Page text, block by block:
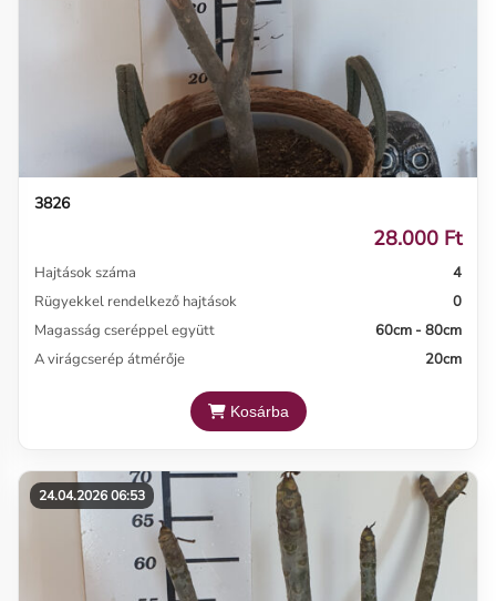
3826
28.000 Ft
Hajtások száma
4
Rügyekkel rendelkező hajtások
0
Magasság cseréppel együtt
60cm - 80cm
A virágcserép átmérője
20cm
Kosárba
24.04.2026 06:53